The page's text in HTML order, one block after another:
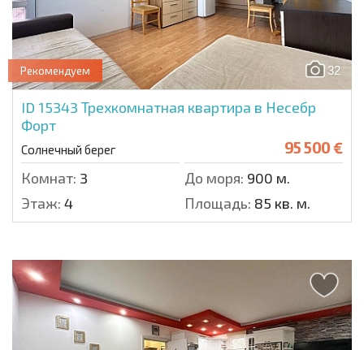
32
Рекомендуем
ID 15343 Трехкомнатная квартира в Несебр
Форт
Солнечный берег 95 500 €
Комнат: 3 До моря: 900 м.
Этаж: 4 Площадь: 85 кв. м.